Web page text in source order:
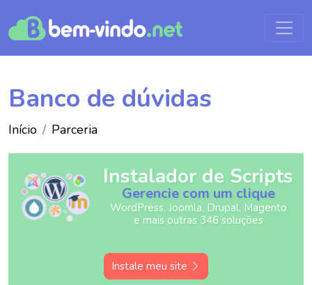
Banco de dúvidas
Início Parceria
Instalador de Scripts
Gerencie com um clique
WordPress, Joomla, Drupal, Magento
e mais outras 346 soluções
Instale meu site